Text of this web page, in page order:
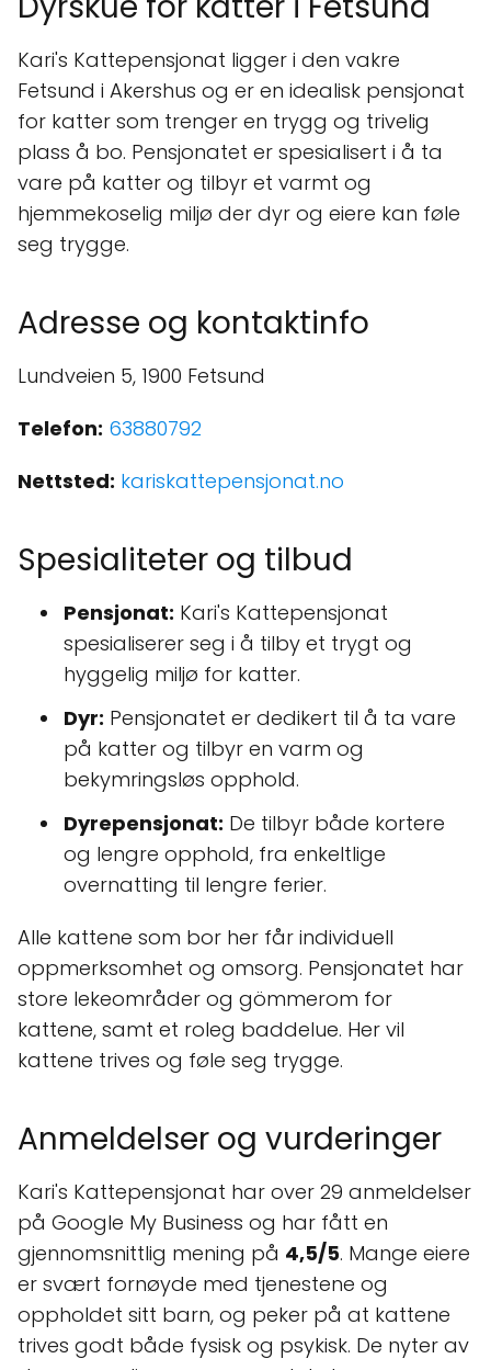
Kari's Kattepensjonat ligger i den vakre
Fetsund i Akershus og er en idealisk pensjonat
for katter som trenger en trygg og trivelig
plass å bo. Pensjonatet er spesialisert i å ta
vare på katter og tilbyr et varmt og
hjemmekoselig miljø der dyr og eiere kan føle
seg trygge.
Adresse og kontaktinfo
Lundveien 5, 1900 Fetsund
Telefon: 63880792
Nettsted: kariskattepensjonat.no
Spesialiteter og tilbud
Pensjonat: Kari's Kattepensjonat
spesialiserer seg i å tilby et trygt og
hyggelig miljø for katter.
Dyr: Pensjonatet er dedikert til å ta vare
på katter og tilbyr en varm og
bekymringsløs opphold.
Dyrepensjonat: De tilbyr både kortere
og lengre opphold, fra enkeltlige
overnatting til lengre ferier.
Alle kattene som bor her får individuell
oppmerksomhet og omsorg. Pensjonatet har
store lekeområder og gömmerom for
kattene, samt et roleg baddelue. Her vil
kattene trives og føle seg trygge.
Anmeldelser og vurderinger
Kari's Kattepensjonat har over 29 anmeldelser
på Google My Business og har fått en
gjennomsnittlig mening på 4,5/5. Mange eiere
er svært fornøyde med tjenestene og
oppholdet sitt barn, og peker på at kattene
trives godt både fysisk og psykisk. De nyter av